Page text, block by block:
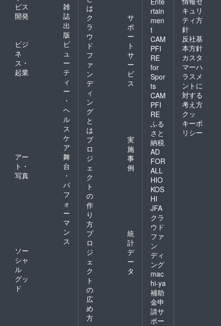
ビス
開発
雑
誌
出
版
ビジ
ネ
ス・
起業
ビ
ュ
ー
テ
ィ
ー
・
ヘ
ル
ス
ケ
ア
アー
ト・
写真
舞
台
・
パ
フ
ォ
ー
マ
ン
ス
ソー
シャ
ル
グッ
ド
は
ク
ラ
ウ
ド
フ
ァ
ン
デ
ィ
ン
グ
と
は
サ
ポ
ー
ト
サ
ー
ビ
ス
プ
ロ
ジ
ェ
ク
ト
の
作
り
方
実
施
事
例
プ
ロ
ジ
ェ
ク
ト
の
広
め
方
統
計
デ
ー
タ
rtain
men
t
CAM
PFI
RE
for
Spor
ts
CAM
PFI
RE
ふる
さと
納税
AD
FOR
ALL
HIO
KOS
HI
JFA
クラ
ウド
ファ
ン
ディ
ング
mac
hi-ya
補助
金申
請サ
ポー
キュリ
ティ方
針
反社基
本方針
カスタ
マーハ
ラスメ
ントに
対する
考え方
クッ
キーポ
リシー